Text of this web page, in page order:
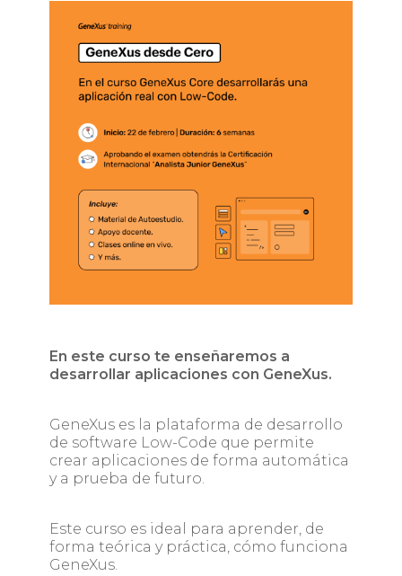
En este curso te enseñaremos a
desarrollar aplicaciones con GeneXus.
GeneXus es la plataforma de desarrollo
de software Low-Code que permite
crear aplicaciones de forma automática
y a prueba de futuro.
Este curso es ideal para aprender, de
forma teórica y práctica, cómo funciona
GeneXus.